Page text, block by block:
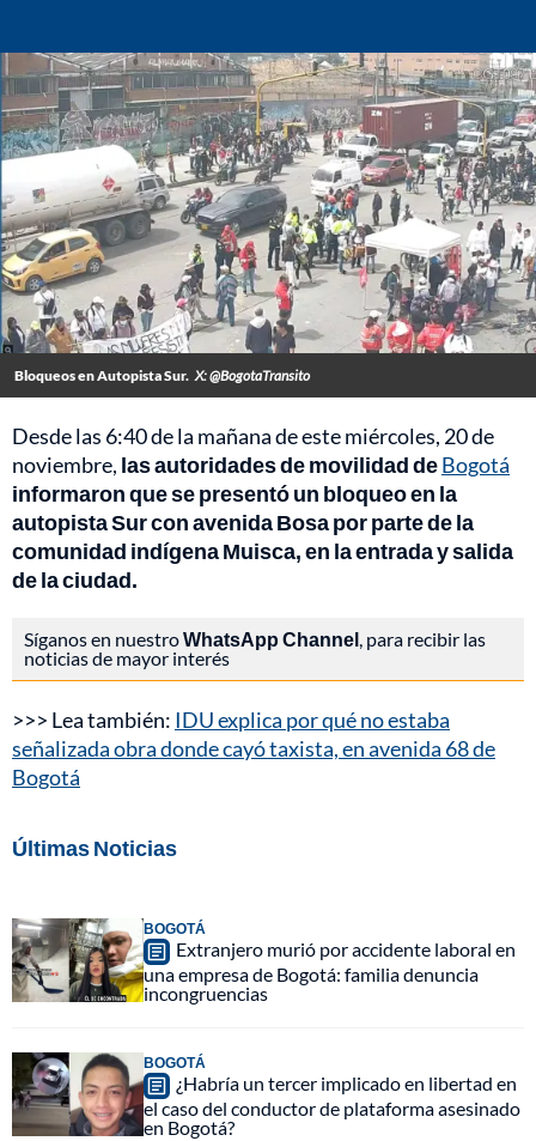
Bloqueos en Autopista Sur. X: @BogotaTransito
Desde las 6:40 de la mañana de este miércoles, 20 de
noviembre, las autoridades de movilidad deBogotá
informaron que se presentó un bloqueo en la
autopista Sur con avenida Bosa por parte de la
comunidad indígena Muisca, en la entrada y salida
de la ciudad.
Síganos en nuestroWhatsApp Channel, para recibir las
noticias de mayor interés
>>> Lea también: IDU explica por qué no estaba
señalizada obra donde cayó taxista, en avenida 68 de
Bogotá
Últimas Noticias
BOGOTÁ
Extranjero murió por accidente laboral en
una empresa de Bogotá: familia denuncia
incongruencias
BOGOTÁ
¿Habría un tercer implicado en libertad en
el caso del conductor de plataforma asesinado
en Bogotá?